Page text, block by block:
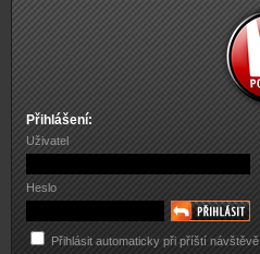
Přihlášení:
Uživatel
Heslo
Přihlásit automaticky při příští návštěvě